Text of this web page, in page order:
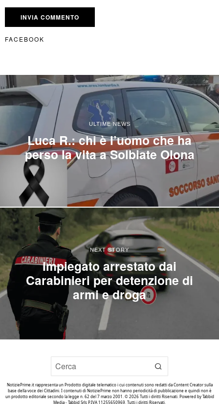
FACEBOOK
ULTIME NEWS
Luca R.: chi è l’uomo che ha
perso la vita a Solbiate Olona
NEXT STORY
Impiegato arrestato dai
Carabinieri per detenzione di
armi e droga
NotiziePrime.it rappresenta un Prodotto digitale telematico i cui contenuti sono redatti da Content Creator sulla
base della voce dei Cittadini. I contenuti di NotiziePrime non hanno periodicità di pubblicazione e quindi non è
un prodotto editoriale secondo la legge n. 62 del 7 marzo 2001. ©2026Tutti i diritti Riservati. Powered byTabbid
Media - Tabbid Srls P.IVA 11255650969. Tutti i diritti Riservati